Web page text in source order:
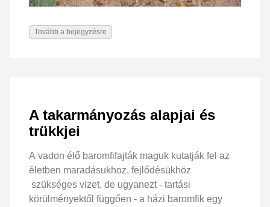
Tovább a bejegyzésre
A takarmányozás alapjai és
trükkjei
A vadon élő baromfifajták maguk kutatják fel az
életben maradásukhoz, fejlődésükhöz
szükséges vizet, de ugyanezt - tartási
körülményektől függően - a házi baromfik egy